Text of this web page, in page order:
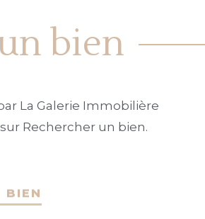
bien
La Galerie Immobilière
Rechercher un bien.
BIEN